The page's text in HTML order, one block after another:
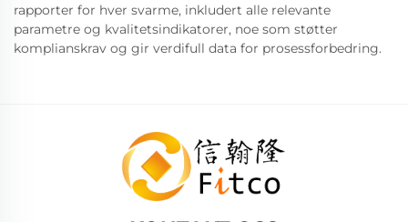
rapporter for hver svarme, inkludert alle relevante
parametre og kvalitetsindikatorer, noe som støtter
komplianskrav og gir verdifull data for prosessforbedring.